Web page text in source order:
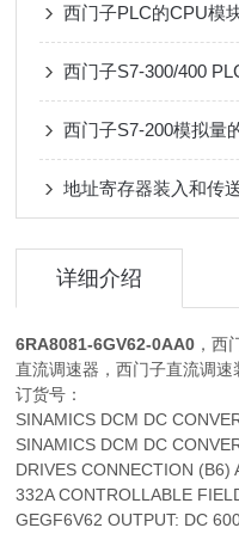
西门子PLC的CPU模
西门子S7-300/400
西门子S7-200模拟量
地址寄存器装入和传
详细介绍
6RA8081-6GV62-0AA0 ，西
直流调速器，西门子直流调速
订货号：
SINAMICS DCM DC
SINAMICS DCM DC
DRIVES CONNECTION (B6)
332A CONTROLLABLE
GEGF6V62 OUTPUT: DC